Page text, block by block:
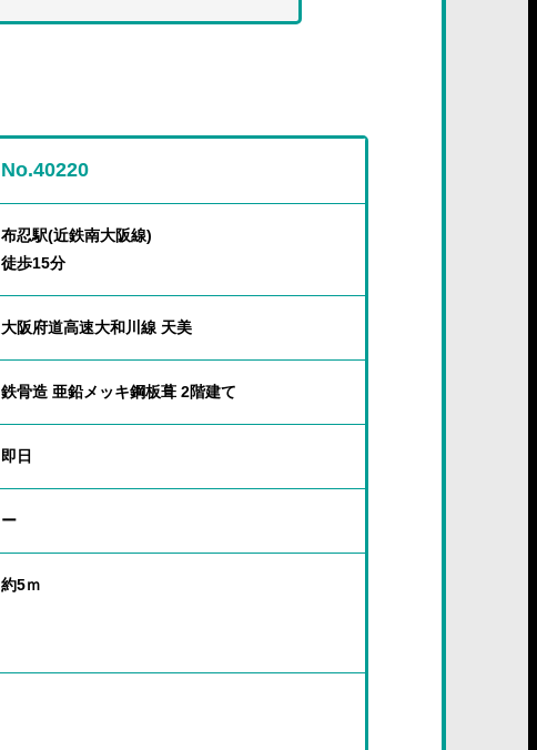
No.40220
布忍駅(近鉄南大阪線)
徒歩15分
大阪府道高速大和川線 天美
鉄骨造 亜鉛メッキ鋼板葺 2階建て
即日
ー
約5ｍ